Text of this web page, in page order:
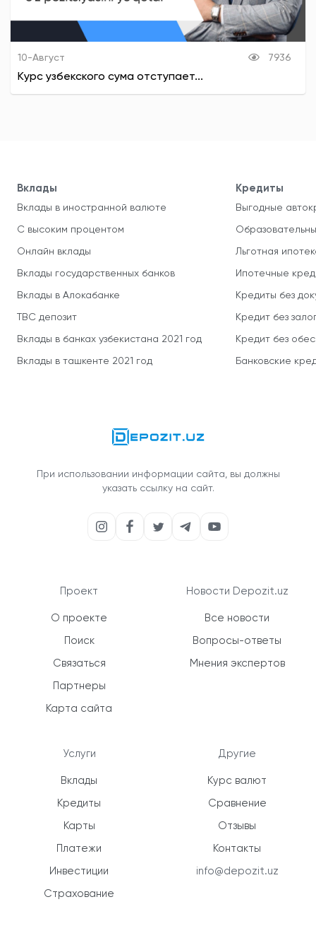
10-Август 7936
Курс узбекского сума отступает...
Вклады
Вклады в иностранной валюте
С высоким процентом
Онлайн вклады
Вклады государственных банков
Вклады в Алокабанке
TBC депозит
Вклады в банках узбекистана 2021 год
Вклады в ташкенте 2021 год
Кредиты
Выгодные
Льготная
Ипотечные
Кредиты без
Кредит без
Кредит без
Банковские
При использовании информации сайта, вы должны
указать ссылку на сайт.
Проект
О проекте
Поиск
Связаться
Партнеры
Карта сайта
Услуги
Вклады
Кредиты
Карты
Платежи
Инвестиции
Страхование
Новости Depozit.uz
Все новости
Вопросы-ответы
Мнения экспертов
Другие
Курс валют
Сравнение
Отзывы
Контакты
info@depozit.uz